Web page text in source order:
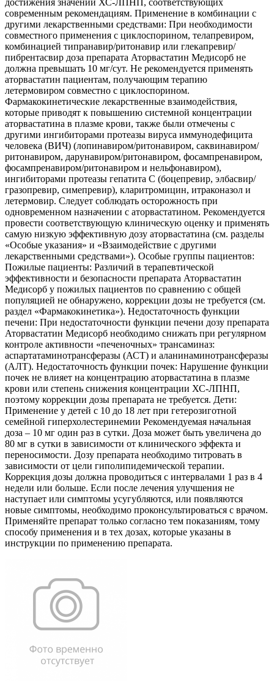
достижения значений ХС-ЛПНП, соответствующих
современным рекомендациям. Применение в комбинации с
другими лекарственными средствами: При необходимости
совместного применения с циклоспорином, телапревиром,
комбинацией типранавир/ритонавир или глекапревир/
пибрентасвир доза препарата Аторвастатин Медисорб не
должна превышать 10 мг/сут. Не рекомендуется применять
аторвастатин пациентам, получающим терапию
летермовиром совместно с циклоспорином.
Фармакокинетические лекарственные взаимодействия,
которые приводят к повышению системной концентрации
аторвастатина в плазме крови, также были отмечены с
другими ингибиторами протеазы вируса иммунодефицита
человека (ВИЧ) (лопинавиром/ритонавиром, саквинавиром/
ритонавиром, дарунавиром/ритонавиром, фосампренавиром,
фосампренавиром/ритонавиром и нельфонавиром),
ингибиторами протеазы гепатита С (боцепревир, элбасвир/
гразопревир, симепревир), кларитромицин, итраконазол и
летермовир. Следует соблюдать осторожность при
одновременном назначении с аторвастатином. Рекомендуется
провести соответствующую клиническую оценку и применять
самую низкую эффективную дозу аторвастатина (см. разделы
«Особые указания» и «Взаимодействие с другими
лекарственными средствами»). Особые группы пациентов:
Пожилые пациенты: Различий в терапевтической
эффективности и безопасности препарата Аторвастатин
Медисорб у пожилых пациентов по сравнению с общей
популяцией не обнаружено, коррекции дозы не требуется (см.
раздел «Фармакокинетика»). Недостаточность функции
печени: При недостаточности функции печени дозу препарата
Аторвастатин Медисорб необходимо снижать при регулярном
контроле активности «печеночных» трансаминаз:
аспартатаминотрансферазы (АСТ) и аланинаминотрансферазы
(АЛТ). Недостаточность функции почек: Нарушение функции
почек не влияет на концентрацию аторвастатина в плазме
крови или степень снижения концентрации ХС-ЛПНП,
поэтому коррекции дозы препарата не требуется. Дети:
Применение у детей с 10 до 18 лет при гетерозиготной
семейной гиперхолестеринемии Рекомендуемая начальная
доза – 10 мг один раз в сутки. Доза может быть увеличена до
80 мг в сутки в зависимости от клинического эффекта и
переносимости. Дозу препарата необходимо титровать в
зависимости от цели гиполипидемической терапии.
Коррекция дозы должна проводиться с интервалами 1 раз в 4
недели или больше. Если после лечения улучшения не
наступает или симптомы усугубляются, или появляются
новые симптомы, необходимо проконсультироваться с врачом.
Применяйте препарат только согласно тем показаниям, тому
способу применения и в тех дозах, которые указаны в
инструкции по применению препарата.